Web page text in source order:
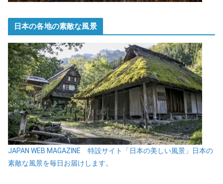
日本の各地の素敵な風景
JAPAN WEB MAGAZINE 特設サイト「日本の美しい風景」日本の
素敵な風景を毎日お届けします。